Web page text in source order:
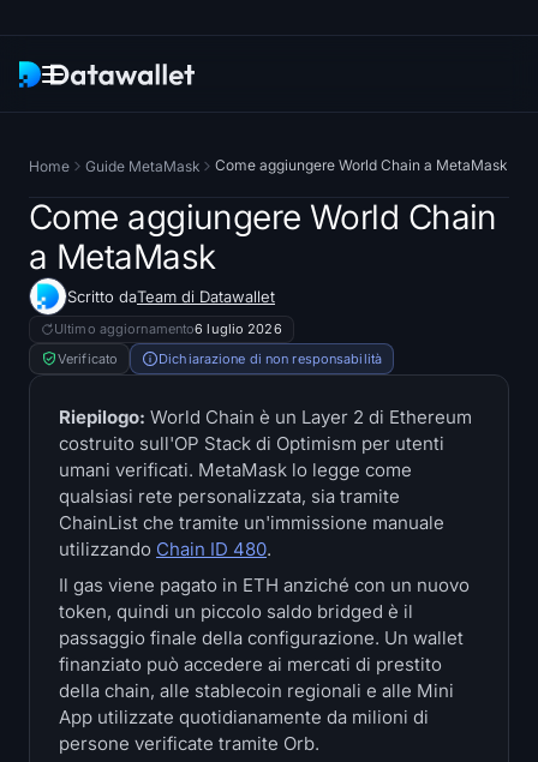
Ricerca
ETF Tracker
Bitcoin ETFs
Solana ETFs
Hyperliquid ETFs
Tesorerie
Tesorerie Bitcoin
Tesorerie Ethereum
Tesorerie Solana
Home Guide MetaMask Come aggiungere World Chain a MetaMask
Come aggiungere World Chain
a MetaMask
Scritto daTeam di Datawallet
Ultimo aggiornamento6 luglio 2026
Verificato
Dichiarazione di non responsabilità
Riepilogo: World Chain è un Layer 2 di Ethereum
costruito sull'OP Stack di Optimism per utenti
umani verificati. MetaMask lo legge come
qualsiasi rete personalizzata, sia tramite
ChainList che tramite un'immissione manuale
utilizzando Chain ID 480.
Il gas viene pagato in ETH anziché con un nuovo
token, quindi un piccolo saldo bridged è il
passaggio finale della configurazione. Un wallet
finanziato può accedere ai mercati di prestito
della chain, alle stablecoin regionali e alle Mini
App utilizzate quotidianamente da milioni di
persone verificate tramite Orb.